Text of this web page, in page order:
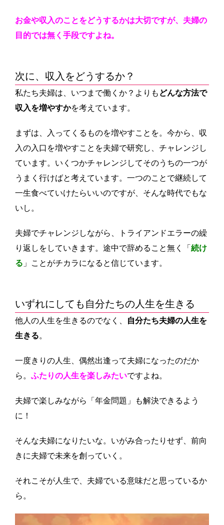
お金や収入のことをどうするかは大切ですが、夫婦の
目的では無く手段ですよね。
次に、収入をどうするか？
私たち夫婦は、いつまで働くか？よりも どんな方法で
収入を増やすかを考えています。
まずは、入ってくるものを増やすことを。今から、収
入の入口を増やすことを夫婦で研究し、チャレンジし
ています。いくつかチャレンジしてそのうちの一つが
うまく行けばと考えています。一つのことで継続して
一生食べていけたらいいのですが、そんな時代でもな
いし。
夫婦でチャレンジしながら、トライアンドエラーの繰
り返しをしていきます。途中で辞めること無く「 続け
る 」ことがチカラになると信じています。
いずれにしても自分たちの人生を生きる
他人の人生を生きるのでなく、
自分たち夫婦の人生を
生きる。
一度きりの人生、偶然出逢って夫婦になったのだか
ら。 ふたりの人生を楽しみたいですよね。
夫婦で楽しみながら「年金問題」も解決できるよう
に！
そんな夫婦になりたいな。いがみ合ったりせず、前向
きに夫婦で未来を創っていく。
それこそが人生で、夫婦でいる意味だと思っているか
ら。